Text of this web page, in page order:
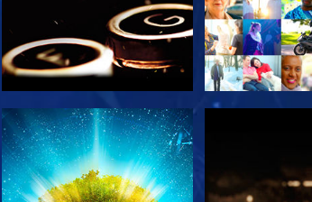
MŰSORNÉZÉS